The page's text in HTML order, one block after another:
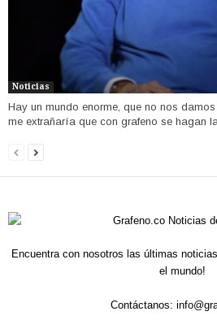
Noticias
Hay un mundo enorme, que no nos
me extrañaría que con grafeno se hagan
Encuentra con nosotros las últimas
el mundo!
Contáctanos: